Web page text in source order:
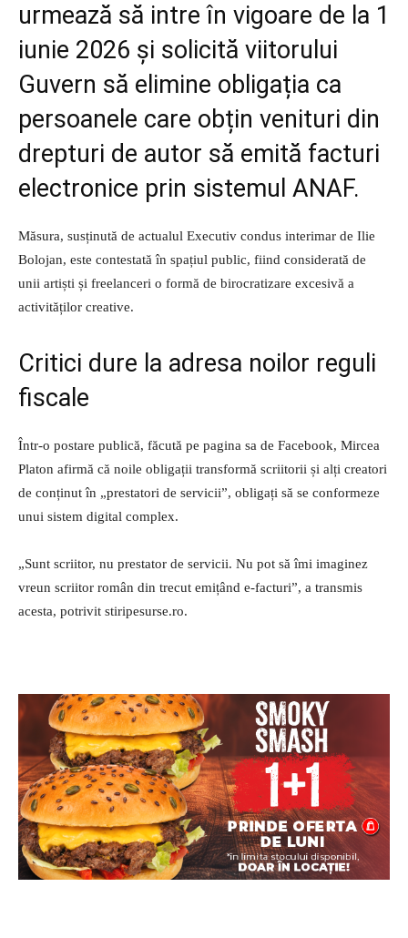
urmează să intre în vigoare de la 1
iunie 2026 și solicită viitorului
Guvern să elimine obligația ca
persoanele care obțin venituri din
drepturi de autor să emită facturi
electronice prin sistemul ANAF.
Măsura, susținută de actualul Executiv condus interimar de Ilie
Bolojan, este contestată în spațiul public, fiind considerată de
unii artiști și freelanceri o formă de birocratizare excesivă a
activităților creative.
Critici dure la adresa noilor reguli
fiscale
Într-o postare publică, făcută pe pagina sa de Facebook, Mircea
Platon afirmă că noile obligații transformă scriitorii și alți creatori
de conținut în „prestatori de servicii”, obligați să se conformeze
unui sistem digital complex.
„Sunt scriitor, nu prestator de servicii. Nu pot să îmi imaginez
vreun scriitor român din trecut emițând e-facturi”, a transmis
acesta, potrivit stiripesurse.ro.